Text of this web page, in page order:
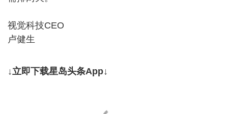
视觉科技CEO
卢健生
↓立即下载星岛头条App↓